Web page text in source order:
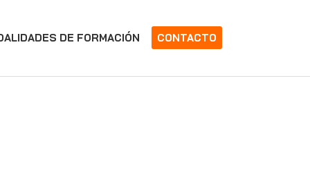
DE FORMACIÓN CONTACTO